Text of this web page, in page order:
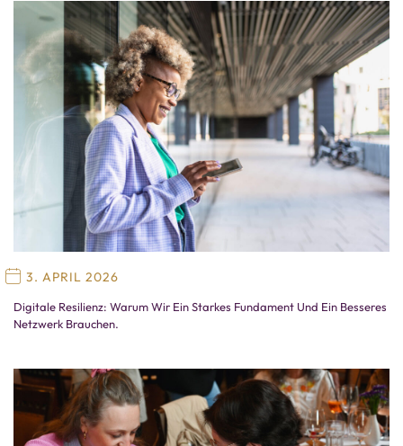
3. APRIL 2026
Digitale Resilienz: Warum Wir Ein Starkes Fundament Und Ein Besseres
Netzwerk Brauchen.